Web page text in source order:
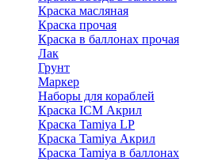
Краска масляная
Краска прочая
Краска в баллонах прочая
Лак
Грунт
Маркер
Наборы для кораблей
Краска ICM Акрил
Краска Tamiya LP
Краска Tamiya Акрил
Краска Tamiya в баллонах